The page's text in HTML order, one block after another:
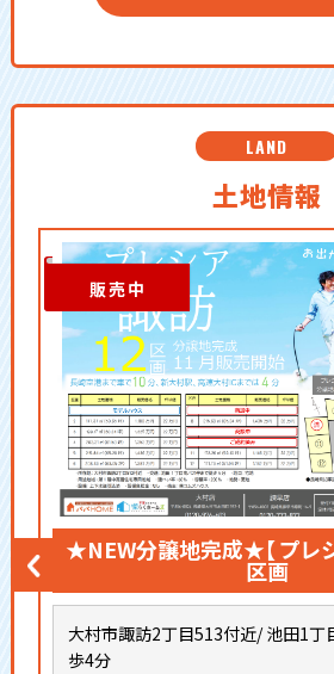
土地情報
LAND
販売中
★NEW分譲地完成★【 プレ
区画
大村市諏訪2丁目513付近/ 池田1丁
歩4分